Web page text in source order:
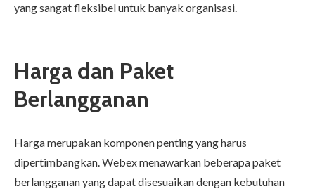
yang sangat fleksibel untuk banyak organisasi.
Harga dan Paket
Berlangganan
Harga merupakan komponen penting yang harus
dipertimbangkan. Webex menawarkan beberapa paket
berlangganan yang dapat disesuaikan dengan kebutuhan